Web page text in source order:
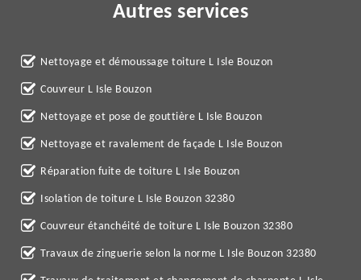
Autres services
Nettoyage et démoussage toiture L Isle Bouzon
Couvreur L Isle Bouzon
Nettoyage et pose de gouttière L Isle Bouzon
Nettoyage et ravalement de façade L Isle Bouzon
Réparation fuite de toiture L Isle Bouzon
Isolation de toiture L Isle Bouzon 32380
Couvreur étanchéité de toiture L Isle Bouzon 32380
Travaux de zinguerie selon la norme L Isle Bouzon 32380